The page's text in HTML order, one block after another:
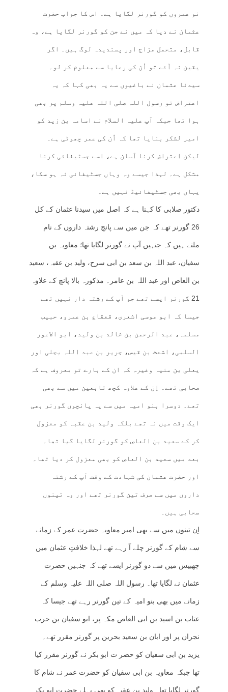
نو عمروں کو گورنر لگایا ہے۔ اس کا جواب حضرت
عثمان نے دیا کہ میں نے جن کو گورنر لگایا ہے، وہ
قابل، متحمل مزاج اور پسندیدہ لوگ ہیں۔ اگر
یقین نہ آئے تو اُن کی رعایا سے معلوم کر لو۔
سیدنا عثمان نے باغیوں سے یہ بھی کہا کہ یہ
اعتراض تو رسول اللہ صلی اللہ علیہ وسلم پر بھی
ہوا تھا جبکہ آپ علیہ السلام نے اسامہ بن زید کو
امیر لشکر بنایا تھا کہ اُن کی عمر چھوٹی ہے۔
لیکن اعتراض کرنا آسان ہے، اسے جسٹیفائی کرنا
مشکل ہے۔ لہذا جیسے وہ وہاں جسٹیفائی نہ ہو سکا،
یہاں بھی جسٹیفائیڈ نہیں ہے۔
دکتور صلابی کا کہنا ہے کہ اصل میں سیدنا عثمان کے کل
26 گورنر تھے کہ جن میں سے پانچ رشتہ داروں کے نام
ملتے ہیں کہ جنہیں آپ نے گورنر لگایا تھا؛ معاویہ بن
سفیان، عبد اللہ بن سعد بن ابی سرح، ولید بن عقبہ، سعید
بن العاص اور عبد اللہ بن عامر۔ مذکورہ بالا پانچ کے علاوہ
21 گورنر ایسے تھے جو آپ کے رشتہ دار نہیں تھے
جیسا کہ ابو موسی اشعری، قعقاع بن عمرو، حبیب
مسلمہ، عبد الرحمن بن خالد بن ولید، ابو الاعور
السلمی، اشعث بن قیس، جریر بن عبد اللہ بجلی اور
یعلی بن منیہ وغیرہ کہ ان کے بارے تو معروف ہے کہ
صحابی تھے۔ اِن کے علاوہ کچھ تابعین میں سے بھی
تھے۔ دوسرا بنو امیہ میں سے یہ پانچوں گورنر بھی
ایک وقت میں نہ تھے بلکہ ولید بن عقبہ کو معزول
کر کے سعید بن العاص کو گورنر لگایا گیا تھا۔
بعد میں سعید بن العاص کو بھی معزول کر دیا تھا۔
اور حضرت عثمان کی شہادت کے وقت آپ کے رشتہ
داروں میں سے صرف تین گورنر تھے اور وہ تینوں
صحابی ہیں۔
اِن تینوں میں سے بھی امیر معاویہ حضرت عمر کے زمانے
سے شام کے گورنر چلے آ رہے تھے لہذا خلافتِ عثمان میں
چھبیس میں سے دو گورنر ایسے تھے کہ جنہیں حضرت
عثمان نے لگایا تھا۔ رسول اللہ صلی اللہ علیہ وسلم کے
زمانے میں بھی بنو امیہ کے تین گورنر رہے تھے جیسا کہ
عتاب بن اسید بن ابی العاص مکہ پر، ابو سفیان بن حرب
نجران پر اور ابان بن سعید بحرین پر گورنر مقرر تھے۔
یزید بن ابی سفیان کو حضر ت ابو بکر نے گورنر مقرر کیا
تھا جبکہ معاویہ بن ابی سفیان کو حضرت عمر نے شام کا
گورنر لگایا تھا۔ ولید بن عقبہ کو بھی پہلے حضرت ابو بکر